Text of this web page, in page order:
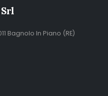
Bagnolo In Piano (RE)